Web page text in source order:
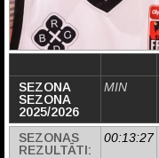
SEZONA
SEZONA
2025/2026
MIN
SEZONAS
REZULTĀTI:
00:13:27